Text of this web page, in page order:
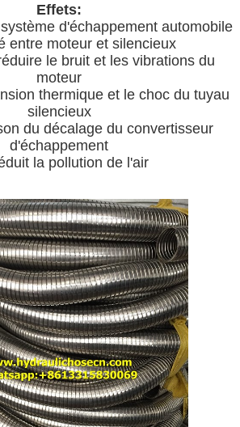
Effets:
d'échappement automobile
entre moteur et silencieux
le bruit et les vibrations du
moteur
thermique et le choc du tuyau
silencieux
du décalage du convertisseur
d'échappement
la pollution de l'air